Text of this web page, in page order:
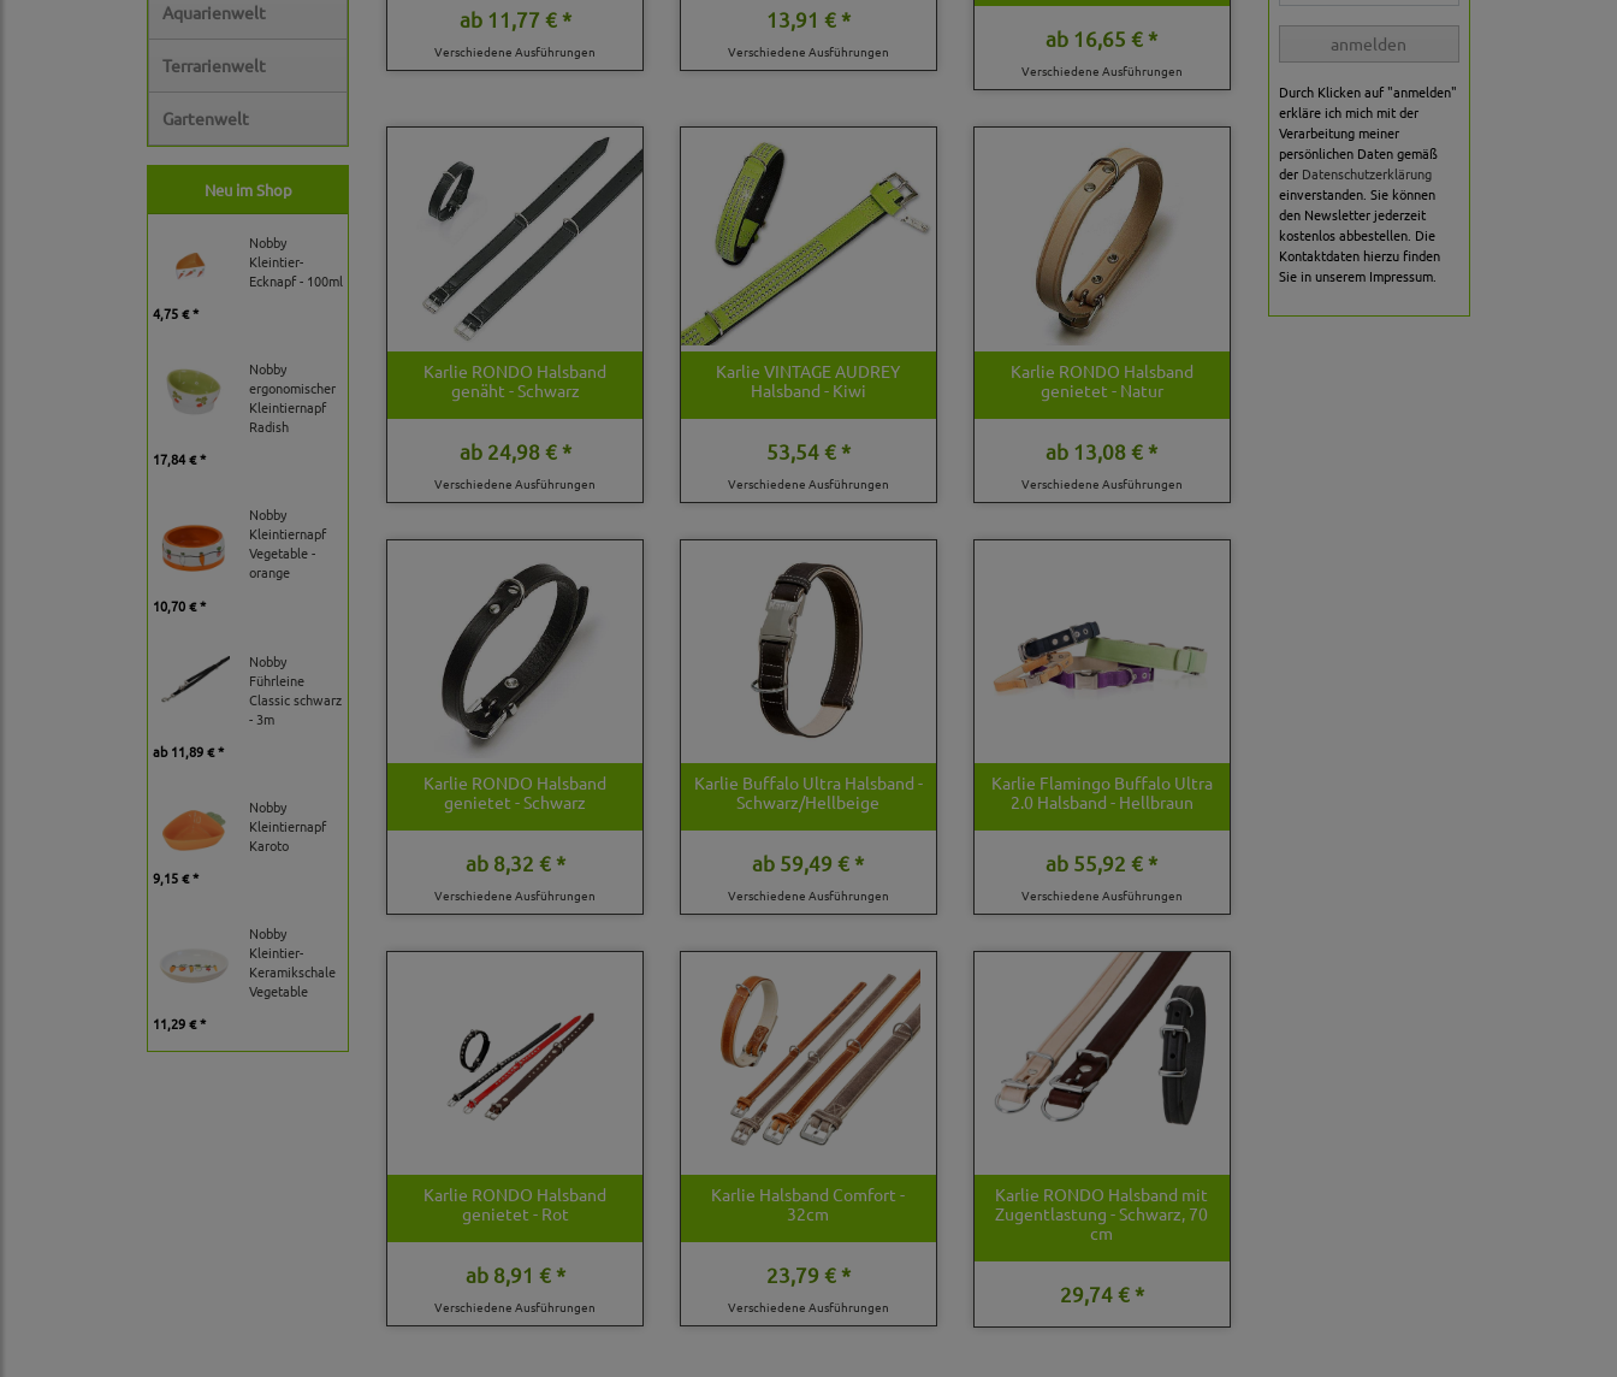
Aquarienwelt
Terrarienwelt
Gartenwelt
Neu im Shop
Nobby
Kleintier-
Ecknapf - 100ml
4,75 € *
Nobby
ergonomischer
Kleintiernapf
Radish
17,84 € *
Nobby
Kleintiernapf
Vegetable -
orange
10,70 € *
Nobby
Führleine
Classic schwarz
- 3m
ab11,89 € *
Nobby
Kleintiernapf
Karoto
9,15 € *
Nobby
Kleintier-
Keramikschale
Vegetable
11,29 € *
ab11,77 € *
Verschiedene Ausführungen
13,91 € *
Verschiedene Ausführungen
ab 16,65 € *
Verschiedene Ausführungen
Karlie RONDO Halsband
genäht - Schwarz
ab24,98 € *
Verschiedene Ausführungen
Karlie VINTAGE AUDREY
Halsband - Kiwi
53,54 € *
Verschiedene Ausführungen
Karlie RONDO Halsband
genietet - Natur
ab 13,08 € *
Verschiedene Ausführungen
Karlie RONDO Halsband
genietet - Schwarz
ab8,32 € *
Verschiedene Ausführungen
Karlie Buffalo Ultra Halsband -
Schwarz/Hellbeige
ab 59,49 € *
Verschiedene Ausführungen
Karlie Flamingo Buffalo Ultra
2.0 Halsband - Hellbraun
ab 55,92 € *
Verschiedene Ausführungen
Karlie RONDO Halsband
genietet - Rot
ab8,91 € *
Verschiedene Ausführungen
Karlie Halsband Comfort -
32cm
23,79 € *
Verschiedene Ausführungen
Karlie RONDO Halsband mit
Zugentlastung - Schwarz, 70
cm
29,74 € *
anmelden
Durch Klicken auf "anmelden"
erkläre ich mich mit der
Verarbeitung meiner
persönlichen Daten gemäß
der Datenschutzerklärung
einverstanden. Sie können
den Newsletter jederzeit
kostenlos abbestellen. Die
Kontaktdaten hierzu finden
Sie in unserem Impressum.